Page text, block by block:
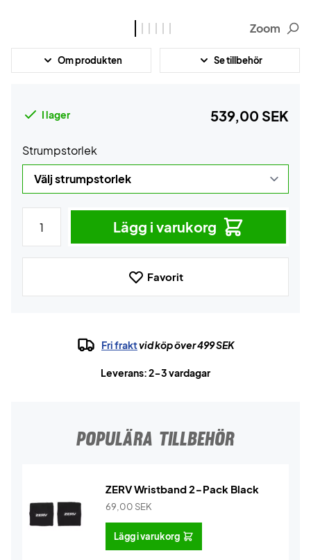
Zoom
Om produkten Se tillbehör
I lager 539,00 SEK
Strumpstorlek
Lägg i varukorg
Favorit
Fri fraktvid köp över 499 SEK
Leverans: 2-3 vardagar
POPULÄRA TILLBEHÖR
ZERV Wristband 2-Pack Black
69,00 SEK
Lägg i varukorg